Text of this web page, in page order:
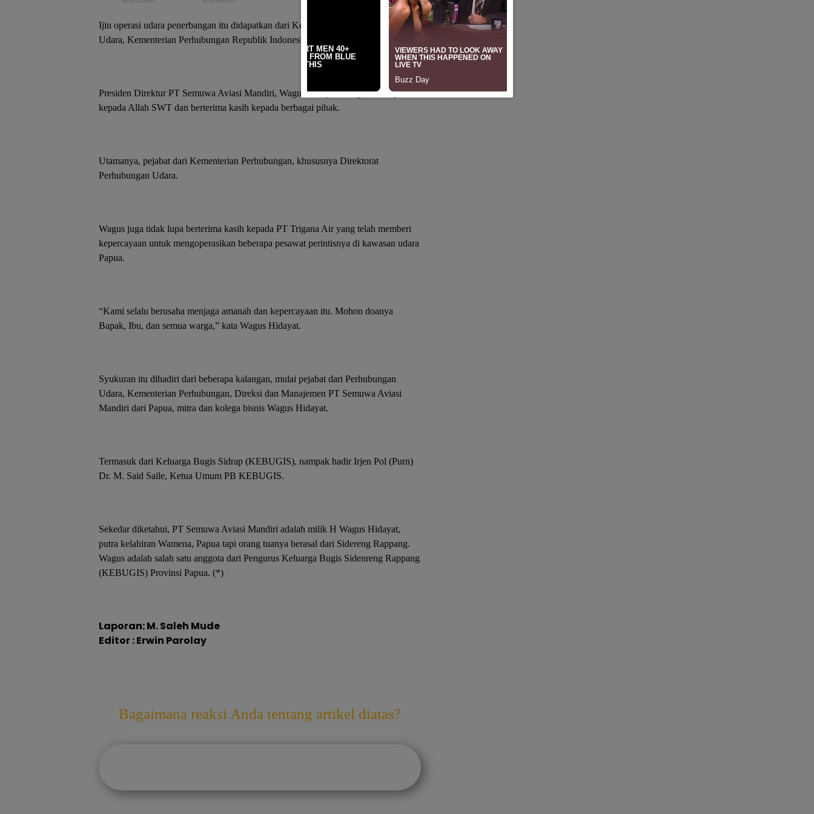
Ijin operasi udara penerbangan itu didapatkan dari Kementerian Perhubungan
Udara, Kementerian Perhubungan Republik Indonesia.
Presiden Direktur PT Semuwa Aviasi Mandiri, Wagus Hidayat mengaku bersyukur
kepada Allah SWT dan berterima kasih kepada berbagai pihak.
Utamanya, pejabat dari Kementerian Perhubungan, khususnya Direktorat
Perhubungan Udara.
Wagus juga tidak lupa berterima kasih kepada PT Trigana Air yang telah memberi
kepercayaan untuk mengoperasikan beberapa pesawat perintisnya di kawasan udara
Papua.
“Kami selalu berusaha menjaga amanah dan kepercayaan itu. Mohon doanya
Bapak, Ibu, dan semua warga,” kata Wagus Hidayat.
Syukuran itu dihadiri dari beberapa kalangan, mulai pejabat dari Perhubungan
Udara, Kementerian Perhubungan, Direksi dan Manajemen PT Semuwa Aviasi
Mandiri dari Papua, mitra dan kolega bisnis Wagus Hidayat.
Termasuk dari Keluarga Bugis Sidrap (KEBUGIS), nampak hadir Irjen Pol (Purn)
Dr. M. Said Saile, Ketua Umum PB KEBUGIS.
Sekedar diketahui, PT Semuwa Aviasi Mandiri adalah milik H Wagus Hidayat,
putra kelahiran Wamena, Papua tapi orang tuanya berasal dari Sidereng Rappang.
Wagus adalah salah satu anggota dari Pengurus Keluarga Bugis Sidenreng Rappang
(KEBUGIS) Provinsi Papua. (*)
Laporan: M. Saleh Mude
Editor : Erwin Parolay
Bagaimana reaksi Anda tentang artikel diatas?